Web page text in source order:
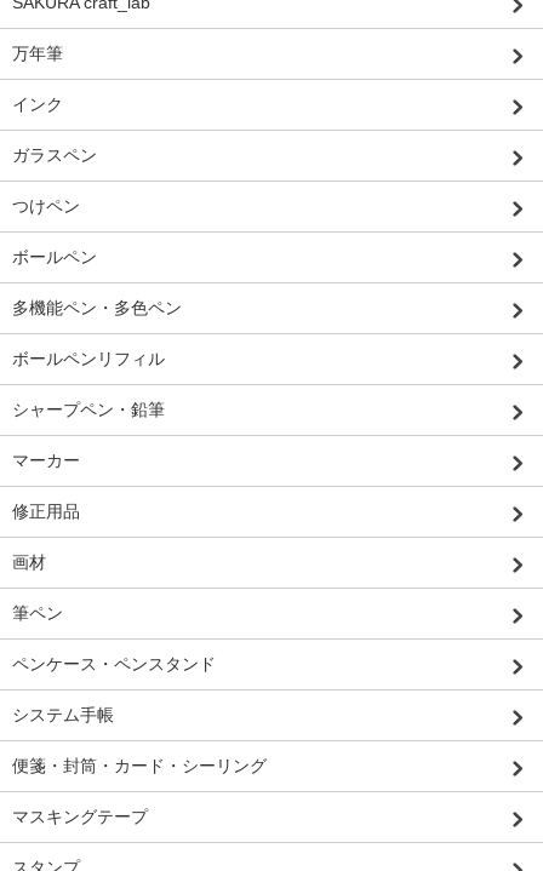
万年筆
インク
ガラスペン
つけペン
ボールペン
多機能ペン・多色ペン
ボールペンリフィル
シャープペン・鉛筆
マーカー
修正用品
画材
筆ペン
ペンケース・ペンスタンド
システム手帳
便箋・封筒・カード・シーリング
マスキングテープ
スタンプ